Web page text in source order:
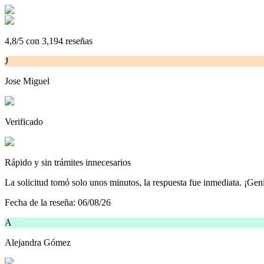
4,8/5 con 3,194 reseñas
J
Jose Miguel
Verificado
Rápido y sin trámites innecesarios
La solicitud tomó solo unos minutos, la respuesta fue inmediata.
Fecha de la reseña: 06/08/26
A
Alejandra Gómez